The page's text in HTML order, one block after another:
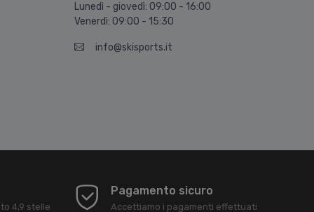
Lunedì - giovedì: 09:00 - 16:00
Venerdì: 09:00 - 15:30
info@skisports.it
4,9 stelle
Pagamento sicuro
Accettiamo i pagamenti effettuati